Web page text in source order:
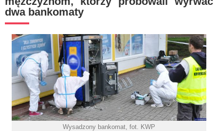
dwa bankomaty
Wysadzony bankomat, fot. KWP